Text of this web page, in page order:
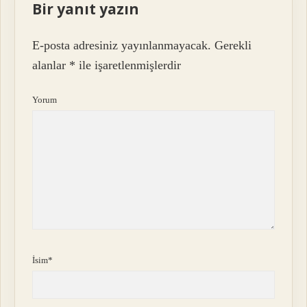
Bir yanıt yazın
E-posta adresiniz yayınlanmayacak. Gerekli
alanlar * ile işaretlenmişlerdir
Yorum
İsim*